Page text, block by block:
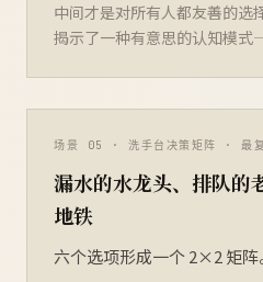
中间才是对所有人都友善的选
揭示了一种有意思的认知模式
漏水的水龙头、排队的
地铁
六个选项形成一个 2×2 矩阵